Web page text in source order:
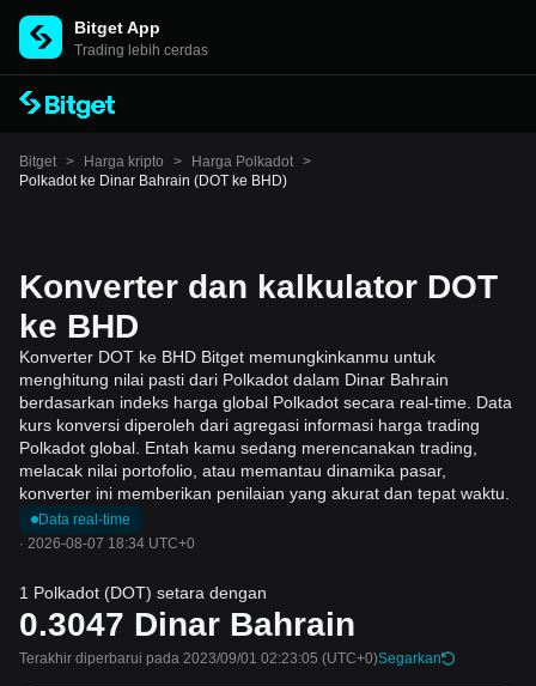
Bitget App
Trading lebih cerdas
Bitget > Harga kripto > Harga Polkadot >
Polkadot ke Dinar Bahrain (DOT ke BHD)
Konverter dan kalkulator DOT
ke BHD
Konverter DOT ke BHD Bitget memungkinkanmu untuk
menghitung nilai pasti dari Polkadot dalam Dinar Bahrain
berdasarkan indeks harga global Polkadot secara real-time. Data
kurs konversi diperoleh dari agregasi informasi harga trading
Polkadot global. Entah kamu sedang merencanakan trading,
melacak nilai portofolio, atau memantau dinamika pasar,
konverter ini memberikan penilaian yang akurat dan tepat waktu.
Data real-time
· 2026-08-07 18:34 UTC+0
1 Polkadot (DOT) setara dengan
0.3047 Dinar Bahrain
Terakhir diperbarui pada 2023/09/01 02:23:05 (UTC+0)Segarkan